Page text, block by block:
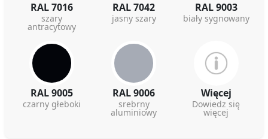
RAL 7016
szary
antracytowy
RAL 7042
jasny szary
RAL 9003
biały sygnowany
RAL 9005
czarny głeboki
RAL 9006
srebrny
aluminiowy
Więcej
Dowiedz się
więcej